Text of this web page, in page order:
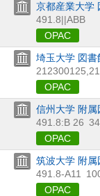
京都産業大学
491.8||ABB
OPAC
埼玉大学 図書
OPAC
信州大学 附
491.8:B 26
OPAC
筑波大学 附
491.8-A11
OPAC